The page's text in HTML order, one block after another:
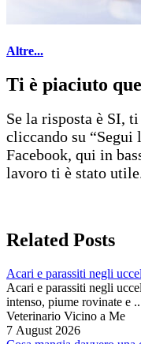
Altre...
Ti è piaciuto
Se la risposta è SI,
cliccando su “Segui
Facebook, qui in
lavoro ti è stato
Related Posts
Acari e parassiti negli
Acari e parassiti negli
intenso, piume rovinate e
Veterinario Vicino a Me
7 August 2026